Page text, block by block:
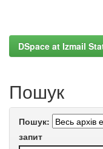
DSpace at Izmail
Пошук
Пошук:
запит